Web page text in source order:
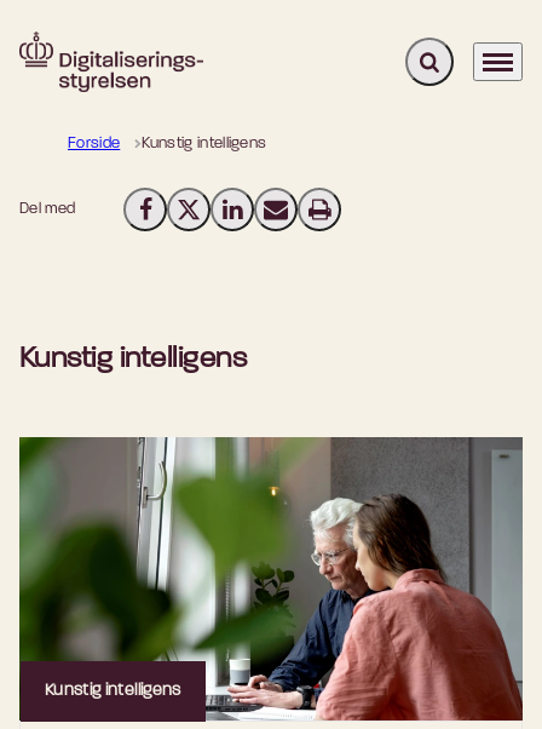
Gå til forsiden Fold søgefelt
Menu
Forside Kunstig intelligens
Del med Del på Facebook
Del på X (Twitter)
Del på LinkedIn
Send email
Print
Kunstig intelligens
Kunstig intelligens